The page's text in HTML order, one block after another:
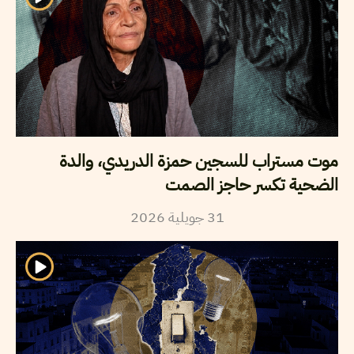
موت مستراب للسجين حمزة الدريدي، والدة
الضحية تكسر حاجز الصمت
31 جويلية2026